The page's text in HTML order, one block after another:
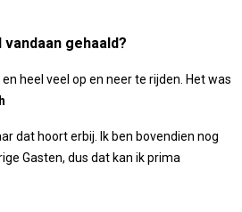
vandaan gehaald?
heel veel op en neer te rijden. Het was
dat hoort erbij. Ik ben bovendien nog
Gasten, dus dat kan ik prima